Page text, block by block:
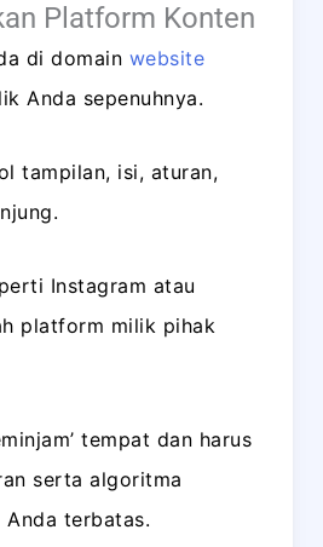
Platform Konten
di domain website
Anda sepenuhnya.
tampilan, isi, aturan,
Instagram atau
platform milik pihak
tempat dan harus
serta algoritma
Anda terbatas.